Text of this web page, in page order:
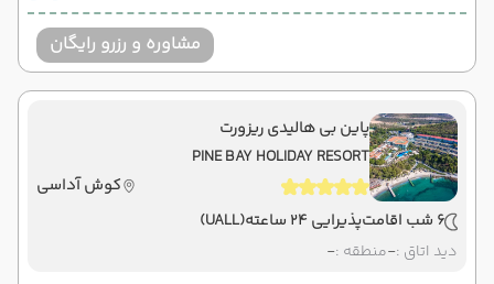
مشاوره و رزرو رایگان
پاین بی هالیدی ریزورت
PINE BAY HOLIDAY RESORT
کوش آداسی
6 شب اقامت
پذیرایی 24 ساعته
(UALL)
دید اتاق :-منطقه :-